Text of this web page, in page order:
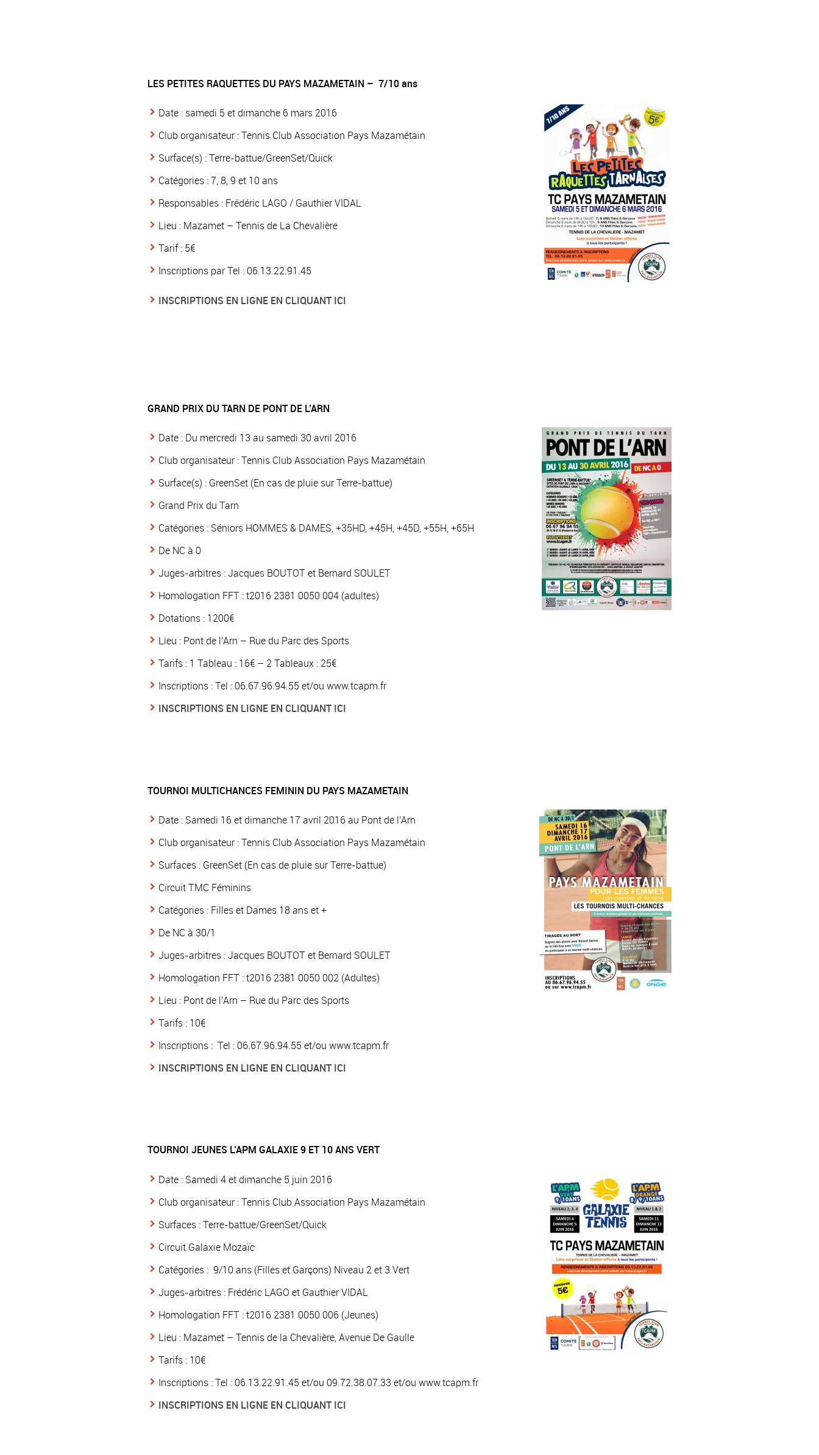
LES PETITES RAQUETTES DU PAYS MAZAMETAIN – 7/10 ans
Date : samedi 5 et dimanche 6 mars 2016
Club organisateur : Tennis Club Association Pays Mazamétain
Surface(s) : Terre-battue/GreenSet/Quick
Catégories : 7, 8, 9 et 10 ans
Responsables : Frédéric LAGO / Gauthier VIDAL
Lieu : Mazamet – Tennis de La Chevalière
Tarif : 5€
Inscriptions par Tel : 06.13.22.91.45
INSCRIPTIONS EN LIGNE EN CLIQUANT ICI
GRAND PRIX DU TARN DE PONT DE L’ARN
Date : Du mercredi 13 au samedi 30 avril 2016
Club organisateur : Tennis Club Association Pays Mazamétain
Surface(s) : GreenSet (En cas de pluie sur Terre-battue)
Grand Prix du Tarn
Catégories : Séniors HOMMES & DAMES, +35HD, +45H, +45D, +55H, +65H
De NC à 0
Juges-arbitres : Jacques BOUTOT et Bernard SOULET
Homologation FFT : t2016 2381 0050 004 (adultes)
Dotations : 1200€
Lieu : Pont de l’Arn – Rue du Parc des Sports
Tarifs : 1 Tableau : 16€ – 2 Tableaux : 25€
Inscriptions : Tel : 06.67.96.94.55 et/ou www.tcapm.fr
INSCRIPTIONS EN LIGNE EN CLIQUANT ICI
TOURNOI MULTICHANCES FEMININ DU PAYS MAZAMETAIN
Date : Samedi 16 et dimanche 17 avril 2016 au Pont de l’Arn
Club organisateur : Tennis Club Association Pays Mazamétain
Surfaces : GreenSet (En cas de pluie sur Terre-battue)
Circuit TMC Féminins
Catégories : Filles et Dames 18 ans et +
De NC à 30/1
Juges-arbitres : Jacques BOUTOT et Bernard SOULET
Homologation FFT : t2016 2381 0050 002 (Adultes)
Lieu : Pont de l’Arn – Rue du Parc des Sports
Tarifs : 10€
Inscriptions : Tel : 06.67.96.94.55 et/ou www.tcapm.fr
INSCRIPTIONS EN LIGNE EN CLIQUANT ICI
TOURNOI JEUNES L’APM GALAXIE 9 ET 10 ANS VERT
Date : Samedi 4 et dimanche 5 juin 2016
Club organisateur : Tennis Club Association Pays Mazamétain
Surfaces : Terre-battue/GreenSet/Quick
Circuit Galaxie Mozaïc
Catégories : 9/10 ans (Filles et Garçons) Niveau 2 et 3 Vert
Juges-arbitres : Frédéric LAGO et Gauthier VIDAL
Homologation FFT : t2016 2381 0050 006 (Jeunes)
Lieu : Mazamet – Tennis de la Chevalière, Avenue De Gaulle
Tarifs : 10€
Inscriptions : Tel : 06.13.22.91.45 et/ou 09.72.38.07.33 et/ou www.tcapm.fr
INSCRIPTIONS EN LIGNE EN CLIQUANT ICI